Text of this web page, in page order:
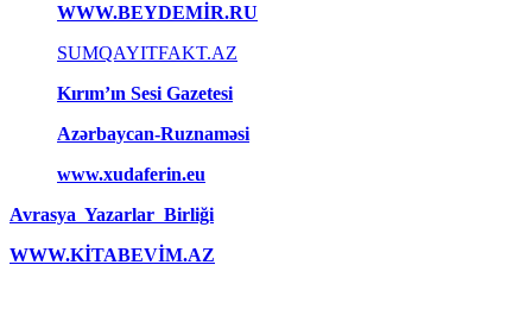
WWW.BEYDEMİR.RU
SUMQAYITFAKT.AZ
Kırım’ın Sesi Gazetesi
Azərbaycan-Ruznaməsi
www.xudaferin.eu
Avrasya Yazarlar Birliği
WWW.KİTABEVİM.AZ